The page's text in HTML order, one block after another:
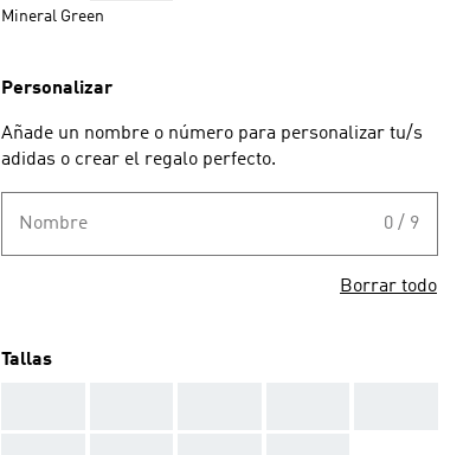
Mineral Green
Personalizar
Añade un nombre o número para personalizar tu/s
adidas o crear el regalo perfecto.
Nombre 0 / 9
Borrar todo
Tallas